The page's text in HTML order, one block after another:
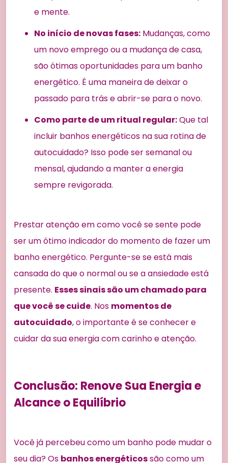
e mente.
No início de novas fases: Mudanças, como
um novo emprego ou a mudança de casa,
são ótimas oportunidades para um banho
energético. É uma maneira de deixar o
passado para trás e abrir-se para o novo.
Como parte de um ritual regular:Que tal
incluir banhos energéticos na sua rotina de
autocuidado? Isso pode ser semanal ou
mensal, ajudando a manter a energia
sempre revigorada.
Prestar atenção em como você se sente pode
ser um ótimo indicador do momento de fazer um
banho energético. Pergunte-se se está mais
cansada do que o normal ou se a ansiedade está
presente. Esses sinais são um chamado para
que você se cuide. Nos momentos de
autocuidado, o importante é se conhecer e
cuidar da sua energia com carinho e atenção.
Conclusão: Renove Sua Energia e
Alcance o Equilíbrio
Você já percebeu como um banho pode mudar o
seu dia? Os banhos energéticossão como um